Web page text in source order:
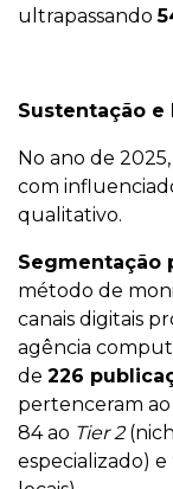
ultrapassando
Sustentação e
No ano de
com
qualitativo.
Segmentação
método de
canais digitais
agência
de 226
pertenceram ao
84 ao Tier 2
especializado) e